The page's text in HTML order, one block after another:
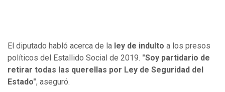
El diputado habló acerca de la ley de indulto a los presos
políticos del Estallido Social de 2019. "Soy partidario de
retirar todas las querellas por Ley de Seguridad del
Estado", aseguró.